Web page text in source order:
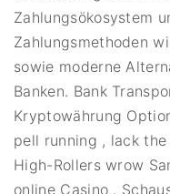
Zahlungsökosystem
Zahlungsmethoden
sowie moderne
Banken. Bank
Kryptowährung
pell running , lack
High-Rollers wrow
online Casino .